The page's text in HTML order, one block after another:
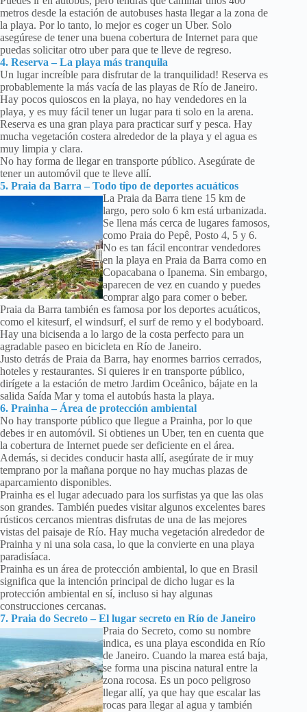
metros desde la estación de autobuses hasta llegar a la zona de
la playa. Por lo tanto, lo mejor es coger un Uber. Solo
asegúrese de tener una buena cobertura de Internet para que
puedas solicitar otro uber para que te lleve de regreso.
4. Reserva – La playa más tranquila
Un lugar increíble para disfrutar de la tranquilidad! Reserva es
probablemente la más vacía de las playas de Río de Janeiro.
Hay pocos quioscos en la playa, no hay vendedores en la
playa, y es muy fácil tener un lugar para ti solo en la arena.
Reserva es una gran playa para practicar surf y pesca. Hay
mucha vegetación costera alrededor de la playa y el agua es
muy limpia y clara.
No hay forma de llegar en transporte público. Asegúrate de
tener un automóvil que te lleve allí.
5. Praia da Barra – Todo tipo de deportes acuáticos
La Praia da Barra tiene 15 km de
largo, pero solo 6 km está urbanizada.
Se llena más cerca de lugares famosos,
como Praia do Pepê, Posto 4, 5 y 6.
No es tan fácil encontrar vendedores
en la playa en Praia da Barra como en
Copacabana o Ipanema. Sin embargo,
aparecen de vez en cuando y puedes
comprar algo para comer o beber.
Praia da Barra también es famosa por los deportes acuáticos,
como el kitesurf, el windsurf, el surf de remo y el bodyboard.
Hay una bicisenda a lo largo de la costa perfecto para un
agradable paseo en bicicleta en Río de Janeiro.
Justo detrás de Praia da Barra, hay enormes barrios cerrados,
hoteles y restaurantes. Si quieres ir en transporte público,
dirígete a la estación de metro Jardim Oceânico, bájate en la
salida Saída Mar y toma el autobús hasta la playa.
6. Prainha – Área de protección ambiental
No hay transporte público que llegue a Prainha, por lo que
debes ir en automóvil. Si obtienes un Uber, ten en cuenta que
la cobertura de Internet puede ser deficiente en el área.
Además, si decides conducir hasta allí, asegúrate de ir muy
temprano por la mañana porque no hay muchas plazas de
aparcamiento disponibles.
Prainha es el lugar adecuado para los surfistas ya que las olas
son grandes. También puedes visitar algunos excelentes bares
rústicos cercanos mientras disfrutas de una de las mejores
vistas del paisaje de Río. Hay mucha vegetación alrededor de
Prainha y ni una sola casa, lo que la convierte en una playa
paradisíaca.
Prainha es un área de protección ambiental, lo que en Brasil
significa que la intención principal de dicho lugar es la
protección ambiental en sí, incluso si hay algunas
construcciones cercanas.
7. Praia do Secreto – El lugar secreto en Río de Janeiro
Praia do Secreto, como su nombre
indica, es una playa escondida en Río
de Janeiro. Cuando la marea está baja,
se forma una piscina natural entre la
zona rocosa. Es un poco peligroso
llegar allí, ya que hay que escalar las
rocas para llegar al agua y también